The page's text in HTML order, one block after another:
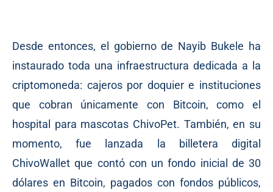
Desde entonces, el gobierno de Nayib Bukele ha
instaurado toda una infraestructura dedicada a la
criptomoneda: cajeros por doquier e instituciones
que cobran únicamente con Bitcoin, como el
hospital para mascotas ChivoPet. También, en su
momento, fue lanzada la billetera digital
ChivoWallet que contó con un fondo inicial de 30
dólares en Bitcoin, pagados con fondos públicos,